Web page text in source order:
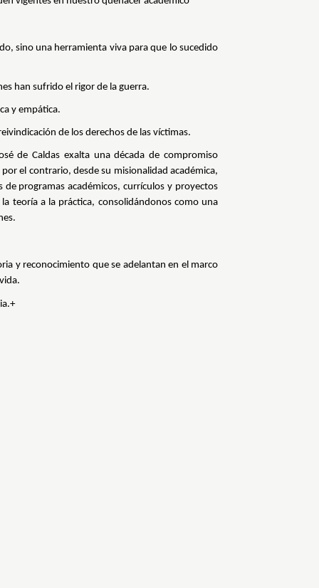
sino una herramienta viva para que lo sucedido
han sufrido el rigor de la guerra.
y empática.
de los derechos de las víctimas.
de Caldas exalta una década de compromiso
el contrario, desde su misionalidad académica,
programas académicos, currículos y proyectos
teoría a la práctica, consolidándonos como una
y reconocimiento que se adelantan en el marco